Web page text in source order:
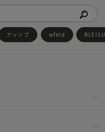
アッソブ wfeld